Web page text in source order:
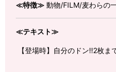
≪特徴≫ 動物/FILM/麦わらの
≪テキスト≫
【登場時】自分のドン!!2枚ま